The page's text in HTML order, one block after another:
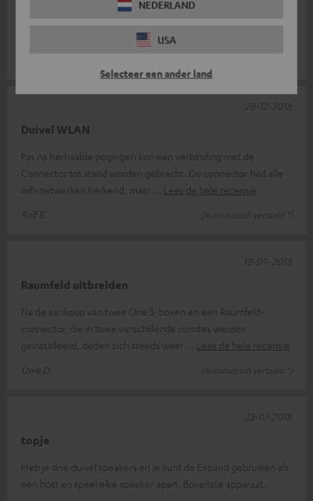
NEDERLAND
USA
Selecteer een ander land
Duivel WLAN
Pas na herhaalde pogingen kon een verbinding met de
Connector tot stand worden gebracht. De connector had alle
wifi-netwerken herkend, maar
Lees de hele recensie
Ralf B.
(Automatisch vertaald *)
28-12-2018
Raumfeld uitbreiden
Na de aankoop van twee One S-boxen en een Raumfeld-
connector, die in twee verschillende ruimtes werden
geïnstalleerd, deden zich steeds weer
Lees de hele recensie
Uwe D.
(Automatisch vertaald *)
12-09-2018
topje
Heb je drie duivel speakers en je kunt de Expand gebruiken als
een host en speel elke speaker apart. Bovenste apparaat.
23-07-2018